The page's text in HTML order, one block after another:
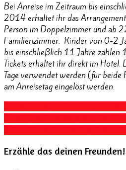
Bei Anreise im Zeitraum bis
2014 erhaltet ihr das
Person im Doppelzimmer und ab
Familienzimmer. Kinder von 0-2
bis einschließlich 11 Jahre zahlen
Tickets erhaltet ihr direkt im Hotel.
Tage verwendet werden (für beide
am Anreisetag eingelöst werden.
Erzähle das deinen Freunden!